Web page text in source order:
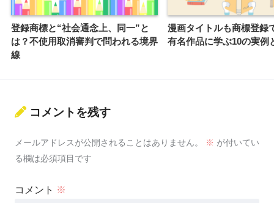
登録商標と“社会通念上、同一”と
は？不使用取消審判で問われる境界
線
漫画タイトルも商標登録
有名作品に学ぶ10の実例
コメントを残す
メールアドレスが公開されることはありません。 ※ が付いてい
る欄は必須項目です
コメント ※